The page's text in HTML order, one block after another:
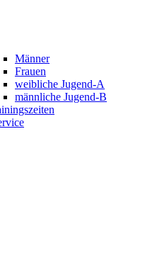
Männer
Frauen
weibliche Jugend-A
männliche Jugend-B